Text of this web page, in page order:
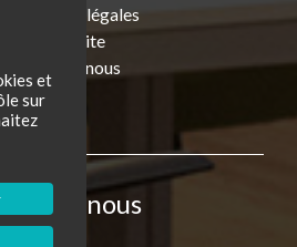
légales
Plan de Site
Consultez-nous
nous
et
sur